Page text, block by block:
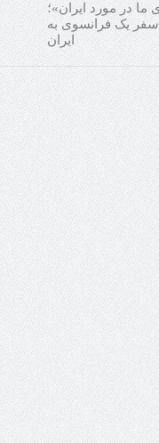
ما در مورد ایران»؛
سفر یک فرانسوی به
ایران